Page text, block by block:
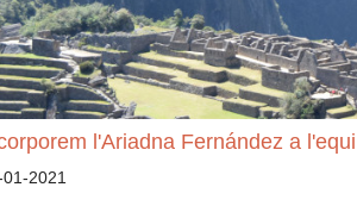
l'Ariadna Fernández a
01-2021